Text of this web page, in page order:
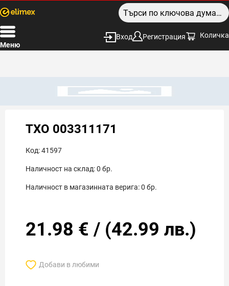
Меню
Вход Регистрация Количка
TXO 003311171
Код:41597
Наличност на склад:0 бр.
Наличност в магазинната верига:0 бр.
21.98 € / (42.99 лв.)
Добави в любими